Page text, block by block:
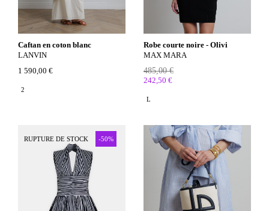
Caftan en coton blanc
LANVIN
1 590,00 €
2
Robe courte noire - Olivi
MAX MARA
485,00 €
242,50 €
L
-50%
RUPTURE DE STOCK